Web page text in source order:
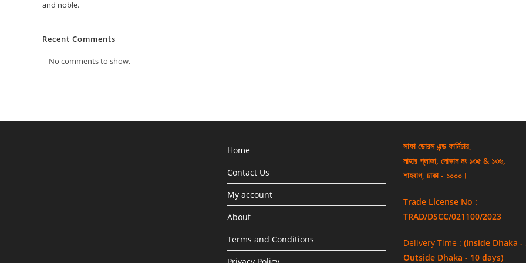
and noble.
Recent Comments
No comments to show.
Home
Contact Us
My account
About
Terms and Conditions
সাফা ডোরস এন্ড ফার্নিচার,
নাহার প্লাজা, দোকান নং ১৩৫ & ১৩৬,
শাহবাগ, ঢাকা - ১০০০।
Trade License No :
TRAD/DSCC/021100/2023
Delivery Time : (Inside Dhaka -
Outside Dhaka - 10 days)